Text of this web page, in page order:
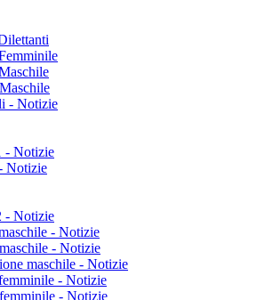
- Notizie
- Notizie
Notizie
- Notizie
- Notizie
- Notizie
maschile - Notizie
- Notizie
- Notizie